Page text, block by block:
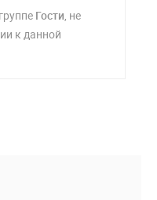
Гости, не
к данной